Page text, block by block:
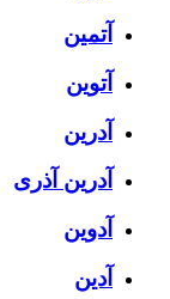
آتمین
آتوین
آدرین
آدرین آذری
آدوین
آدین